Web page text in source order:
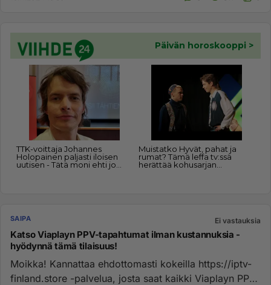
SAIPA Ei vastauksia
Katso Viaplayn PPV-tapahtumat ilman kustannuksia -
hyödynnä tämä tilaisuus!
Moikka! Kannattaa ehdottomasti kokeilla https://iptv-
finland.store -palvelua, josta saat kaikki Viaplayn PPV-